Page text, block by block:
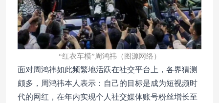
“红衣车模”周鸿祎（图源网络）
面对周鸿祎如此频繁地活跃在社交平台上，各界猜测
颇多，周鸿祎本人表示：自己的目标是成为短视频时
代的网红，在年内实现个人社交媒体账号粉丝增长至